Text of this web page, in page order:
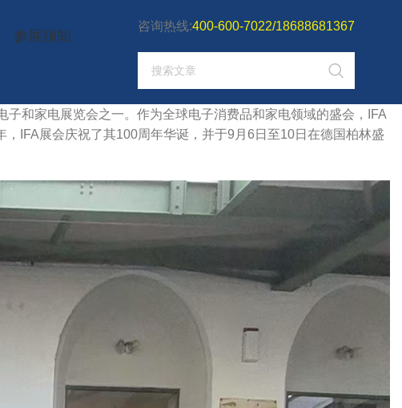
参展须知
咨询热线:400-600-7022/18688681367
子和家电展览会之一。作为全球电子消费品和家电领域的盛会，IFA
IFA展会庆祝了其100周年华诞，并于9月6日至10日在德国柏林盛